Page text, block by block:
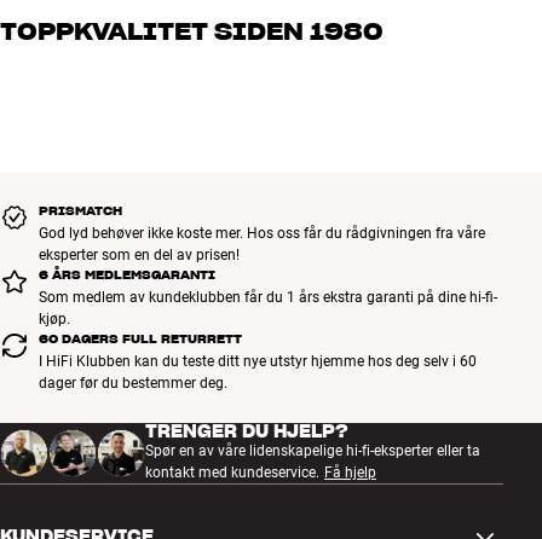
Fortell oss hva du drømmer om, så finner vi løsningen som passer
TOPPKVALITET SIDEN 1980
PRISMATCH
God lyd behøver ikke koste mer. Hos oss får du rådgivningen fra våre
eksperter som en del av prisen!
6 ÅRS MEDLEMSGARANTI
Som medlem av kundeklubben får du 1 års ekstra garanti på dine hi-fi-
kjøp.
60 DAGERS FULL RETURRETT
I HiFi Klubben kan du teste ditt nye utstyr hjemme hos deg selv i 60
dager før du bestemmer deg.
TRENGER DU HJELP?
Spør en av våre lidenskapelige hi-fi-eksperter eller ta
kontakt med kundeservice. Få hjelp